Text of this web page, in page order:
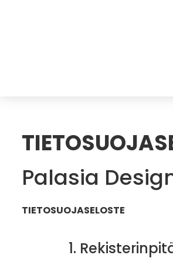
Palasia
TIETOSUOJASELOSTE
1.